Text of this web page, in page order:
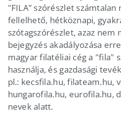
"FILA” szórészlet számtalan
fellelhető, hétköznapi,
szótagszórészlet, azaz nem
bejegyzés akadályozása
magyar filatéliai cég a "fila"
használja, és gazdasági
pl.: kecsfila.hu, filateam.hu,
hungarofila.hu, eurofila.hu,
nevek alatt.